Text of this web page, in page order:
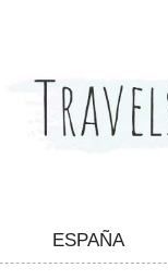
ESPAÑA